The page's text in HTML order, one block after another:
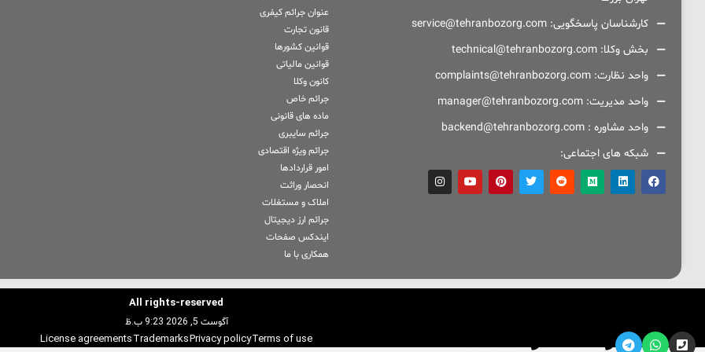
کارشناسان پاسخگویی: service@tehranbozorg.com
بخش وکلا: technical@tehranbozorg.com
واحد نظارت: complaints@tehranbozorg.com
واحد مدیریت: manager@tehranbozorg.com
واحد مشاوره : backend@tehranbozorg.com
شبکه های اجتماعی:
عنوان جرائم کیفری
قانون تجارت
قوانین کشورها
قوانین مالیاتی
کانون وکلا
جرائم خاص
ماده های قانونی
جرائم سایبری
جرائم ویژه اقتصادی
امور قراردادها
انحصار وراثت
املاک و مستغلات
جرائم ارز دیجیتال
ایندکس صفحات
همکاری با ما
All rights-reserved
آگوست 5, 2026 9:23 ب.ظ
Terms of use
Privacy policy
Trademarks
License agreements 021-91099193
093-39535772